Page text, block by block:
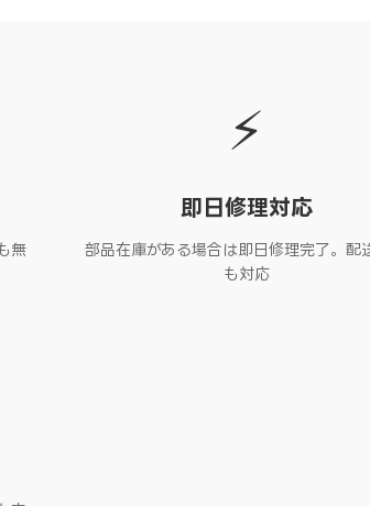
無
⚡
即日修理対応
部品在庫がある場合は即日修理完了。配
も対応